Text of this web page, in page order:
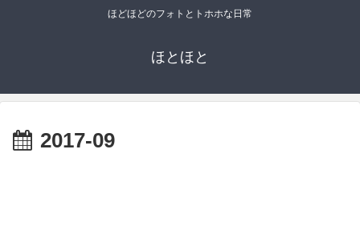
ほどほどのフォトとトホホな日常
ほとほと
2017-09